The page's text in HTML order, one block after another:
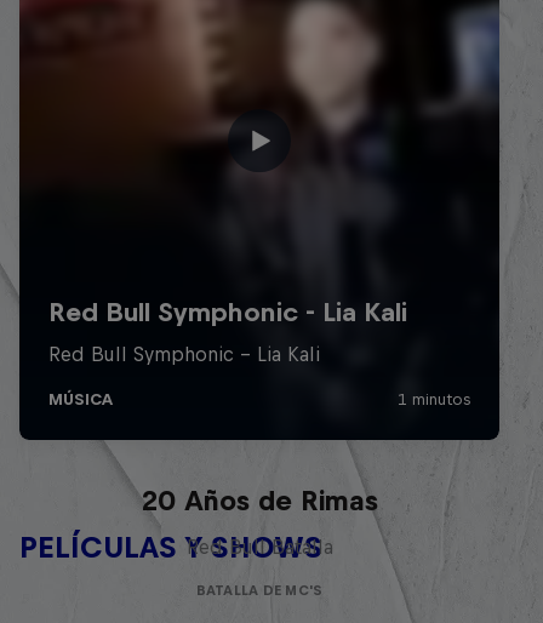
PELÍCULAS Y SHOWS
Red Bull Batalla Nueva Historia:
20 Años de Rimas
Red Bull Batalla
BATALLA DE MC'S